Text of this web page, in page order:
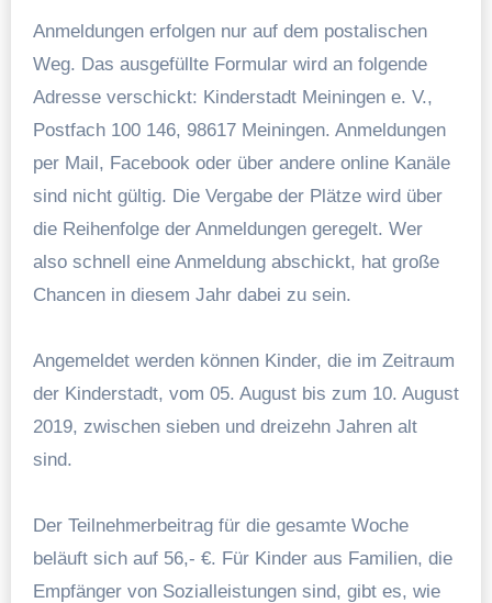
Anmeldungen erfolgen nur auf dem postalischen
Weg. Das ausgefüllte Formular wird an folgende
Adresse verschickt: Kinderstadt Meiningen e. V.,
Postfach 100 146, 98617 Meiningen. Anmeldungen
per Mail, Facebook oder über andere online Kanäle
sind nicht gültig. Die Vergabe der Plätze wird über
die Reihenfolge der Anmeldungen geregelt. Wer
also schnell eine Anmeldung abschickt, hat große
Chancen in diesem Jahr dabei zu sein.
Angemeldet werden können Kinder, die im Zeitraum
der Kinderstadt, vom 05. August bis zum 10. August
2019, zwischen sieben und dreizehn Jahren alt
sind.
Der Teilnehmerbeitrag für die gesamte Woche
beläuft sich auf 56,- €. Für Kinder aus Familien, die
Empfänger von Sozialleistungen sind, gibt es, wie